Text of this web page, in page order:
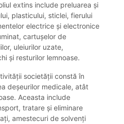
extins include preluarea și
plasticului, sticlei, fierului
electrice și electronice
cartușelor de
uleiurilor uzate,
și resturilor lemnoase.
societății constă în
deșeurilor medicale, atât
Aceasta include
tratare și eliminare
amestecuri de solvenți